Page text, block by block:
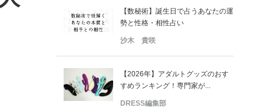
【数秘術】誕生日で占うあなたの運
勢と性格・相性占い
沙木 貴咲
【2026年】アダルトグッズのおす
すめランキング！専門家が...
DRESS編集部